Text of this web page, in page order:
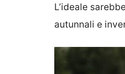
L’ideale
autunnali e